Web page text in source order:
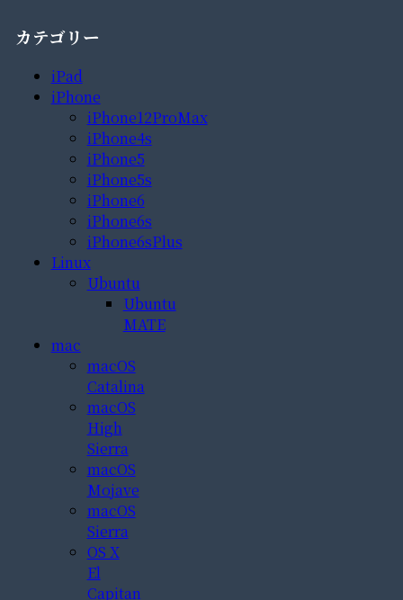
カテゴリー
iPad
iPhone
iPhone12ProMax
iPhone4s
iPhone5
iPhone5s
iPhone6
iPhone6s
iPhone6sPlus
Linux
Ubuntu
Ubuntu
MATE
mac
macOS
Catalina
macOS
High
Sierra
macOS
Mojave
macOS
Sierra
OS X
El
Capitan